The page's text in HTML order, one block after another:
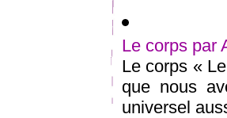
Le corps par
Le corps «
que nous
universel